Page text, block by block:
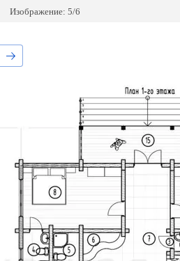
Изображение: 5/6